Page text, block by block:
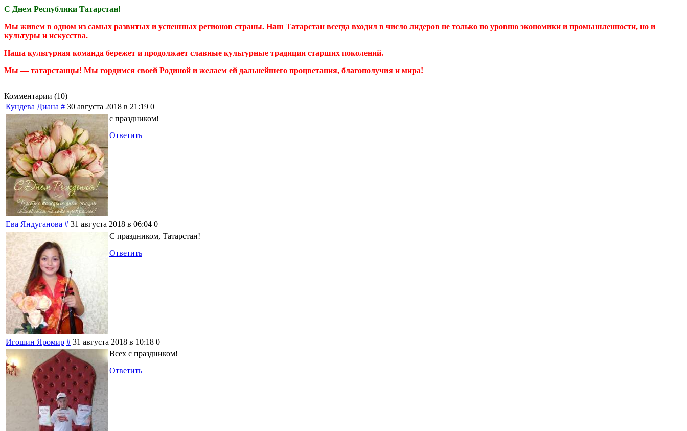
С Днем Республики Татарстан!
Мы живем в одном из самых развитых и успешных регионов страны. Наш Татарстан всегда входил в число лидеров не только по уровню экономики и промышленности, но и
культуры и искусства.
Наша культурная команда бережет и продолжает славные культурные традиции старших поколений.
Мы — татарстанцы! Мы гордимся своей Родиной и желаем ей дальнейшего процветания, благополучия и мира!
Комментарии (10)
Кундева Диана # 30 августа 2018 в 21:19 0
с праздником!
Ответить
Ева Яндуганова # 31 августа 2018 в 06:04 0
С праздником, Татарстан!
Ответить
Игошин Яромир # 31 августа 2018 в 10:18 0
Всех с праздником!
Ответить